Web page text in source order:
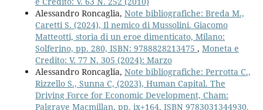
Alessandro Roncaglia, Note bibliografiche: Breda M.,
Caretti S. (2024), Il nemico di Mussolini. Giacomo
Matteotti, storia di un eroe dimenticato, Milano:
Solferino, pp. 280, ISBN: 9788828213475 , Moneta e
Credito: V. 77 N. 305 (2024): Marzo
Alessandro Roncaglia, Note bibliografiche: Perrotta C.,
Rizzello S., Sunna C, (2023), Human Capital. The
Driving Force for Economic Development, Cham:
Palgrave Macmillan, pp. ix+164, ISBN 9783031344930.